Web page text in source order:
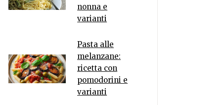
nonna e
varianti
Pasta alle
melanzane:
ricetta con
pomodorini e
varianti